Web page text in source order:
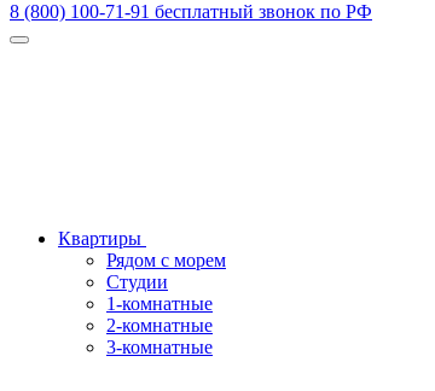
8 (800) 100-71-91 бесплатный звонок по РФ
Квартиры
Рядом с морем
Студии
1-комнатные
2-комнатные
3-комнатные